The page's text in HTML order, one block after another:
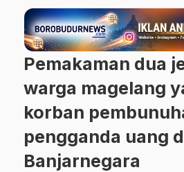
Pemakaman dua
warga magelang
korban
pengganda uang
Banjarnegara